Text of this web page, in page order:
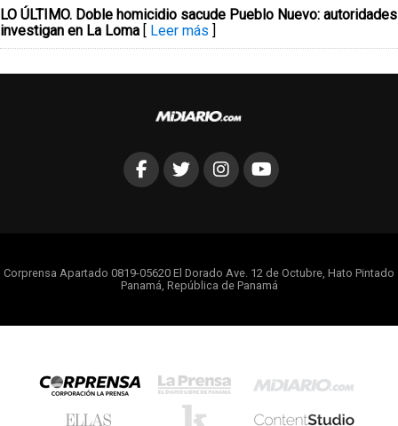
LO ÚLTIMO. Doble homicidio sacude Pueblo Nuevo: autoridades
investigan en La Loma [ Leer más ]
Corprensa Apartado 0819-05620 El Dorado Ave. 12 de Octubre, Hato Pintado
Panamá, República de Panamá